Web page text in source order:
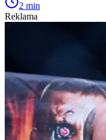
2 min
Reklama